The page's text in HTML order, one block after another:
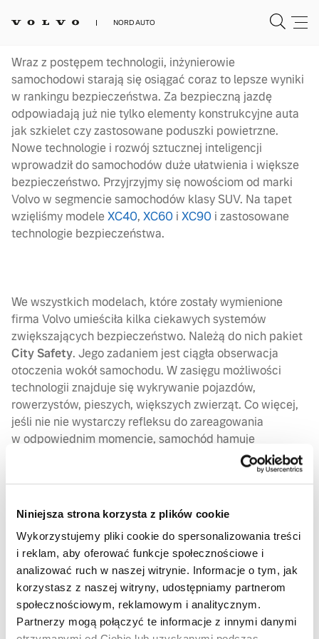
Niniejsza strona korzysta z plików cookie
Wykorzystujemy pliki cookie do spersonalizowania treści
i reklam, aby oferować funkcje społecznościowe i
analizować ruch w naszej witrynie. Informacje o tym, jak
korzystasz z naszej witryny, udostępniamy partnerom
społecznościowym, reklamowym i analitycznym.
Partnerzy mogą połączyć te informacje z innymi danymi
NORD AUTO
Wraz z postępem technologii, inżynierowie
samochodowi starają się osiągać coraz to lepsze wyniki
w rankingu bezpieczeństwa. Za bezpieczną jazdę
odpowiadają już nie tylko elementy konstrukcyjne auta
jak szkielet czy zastosowane poduszki powietrzne.
Nowe technologie i rozwój sztucznej inteligencji
wprowadził do samochodów duże ułatwienia i większe
bezpieczeństwo. Przyjrzyjmy się nowościom od marki
Volvo w segmencie samochodów klasy SUV. Na tapet
wzięliśmy modeleXC40, XC60 i XC90 i zastosowane
technologie bezpieczeństwa.
We wszystkich modelach, które zostały wymienione
firma Volvo umieściła kilka ciekawych systemów
zwiększających bezpieczeństwo. Należą do nich pakiet
City Safety. Jego zadaniem jest ciągła obserwacja
otoczenia wokół samochodu. W zasięgu możliwości
technologii znajduje się wykrywanie pojazdów,
rowerzystów, pieszych, większych zwierząt. Co więcej,
jeśli nie nie wystarczy refleksu do zareagowania
w odpowiednim momencie, samochód hamuje
automatycznie, zapobiegając wypadkowi. System jest
na tyle rozbudowany, że w miarę możliwości i miejsca
Cross Traffic Alertto inny z kolei system, przydatny
w ciasnych miejscach, tam gdzie fizycznie nie da się
dostrzec nadjeżdżającego pojazdu. System poinformuje
w razie potrzeby o takiej sytuacji sygnałem
dźwiękowym oraz wyświetli to na ekranie.